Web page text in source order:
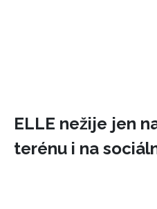
REDAKCE
ELLE nežije jen
terénu i na